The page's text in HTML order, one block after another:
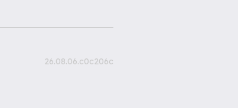
26.08.06.c0c206c